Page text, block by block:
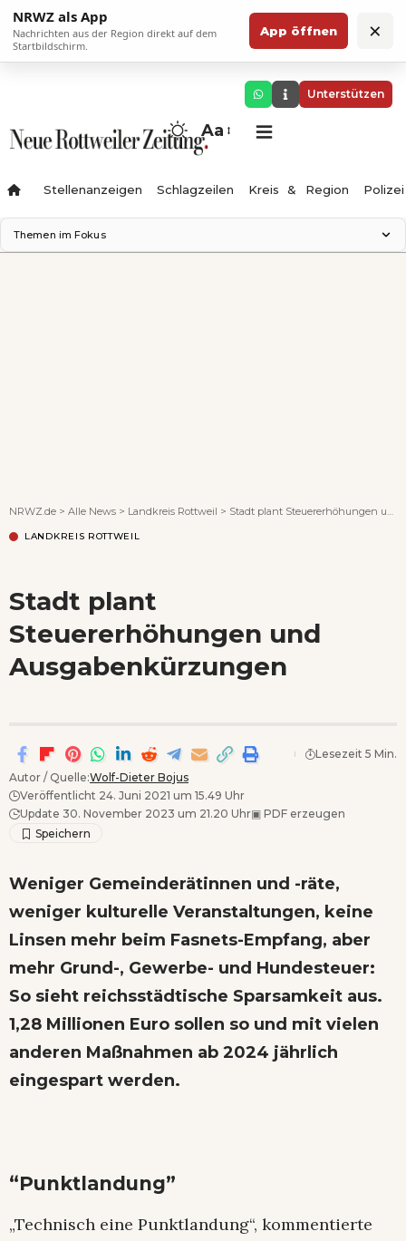
NRWZ als App
Nachrichten aus der Region direkt auf dem
Startbildschirm.
App öffnen ×
Unterstützen
Aa
Stellenanzeigen Schlagzeilen Kreis & Region Polizei
Themen im Fokus
NRWZ.de > Alle News > Landkreis Rottweil > Stadt plant Steuererhöhungen und Ausgabenkürzungen
LANDKREIS ROTTWEIL
Stadt plant
Steuererhöhungen und
Ausgabenkürzungen
Autor / Quelle:Wolf-Dieter Bojus
Veröffentlicht 24. Juni 2021 um 15.49 Uhr
Update 30. November 2023 um 21.20 Uhr▣ PDF erzeugen
Lesezeit 5 Min.
Weniger Gemeinderätinnen und -räte,
weniger kulturelle Veranstaltungen, keine
Linsen mehr beim Fasnets-Empfang, aber
mehr Grund-, Gewerbe- und Hundesteuer:
So sieht reichsstädtische Sparsamkeit aus.
1,28 Millionen Euro sollen so und mit vielen
anderen Maßnahmen ab 2024 jährlich
eingespart werden.
“Punktlandung”
„Technisch eine Punktlandung“, kommentierte